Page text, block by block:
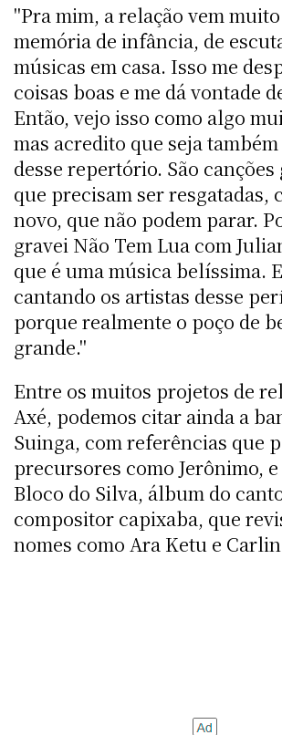
"Pra mim, a relação vem
memória de infância, de
músicas em casa. Isso me
coisas boas e me dá vontade
Então, vejo isso como algo
mas acredito que seja
desse repertório. São
que precisam ser resgatadas,
novo, que não podem parar.
gravei Não Tem Lua com
que é uma música belíssima.
cantando os artistas desse
porque realmente o poço de
grande."
Entre os muitos projetos de
Axé, podemos citar ainda a
Suinga, com referências que
precursores como Jerônimo,
Bloco do Silva, álbum do
compositor capixaba, que
nomes como Ara Ketu e